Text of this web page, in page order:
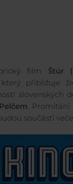
film Štúr
přibližuje
slovenských
. Promítání
součástí